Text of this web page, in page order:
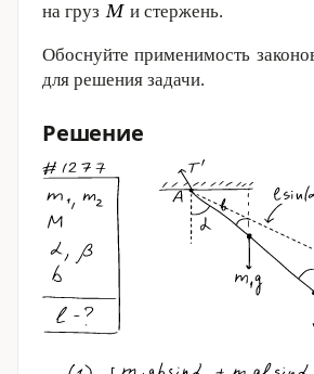
на груз
и стержень.
Обоснуйте применимость
для решения задачи.
Решение